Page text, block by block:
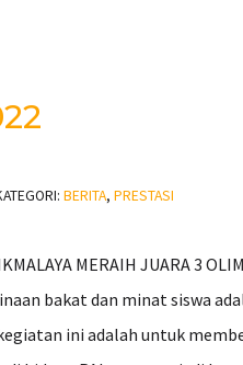
BERITA, PRESTASI
MERAIH JUARA 3
bakat dan minat siswa
ini adalah untuk